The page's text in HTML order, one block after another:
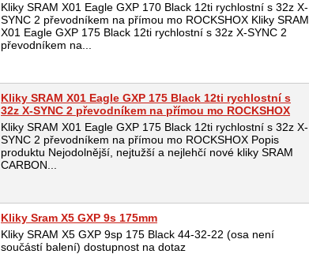
Kliky SRAM X01 Eagle GXP 170 Black 12ti rychlostní s 32z X-
SYNC 2 převodníkem na přímou mo ROCKSHOX Kliky SRAM
X01 Eagle GXP 175 Black 12ti rychlostní s 32z X-SYNC 2
převodníkem na...
Kliky SRAM X01 Eagle GXP 175 Black 12ti rychlostní s
32z X-SYNC 2 převodníkem na přímou mo ROCKSHOX
Kliky SRAM X01 Eagle GXP 175 Black 12ti rychlostní s 32z X-
SYNC 2 převodníkem na přímou mo ROCKSHOX Popis
produktu Nejodolnější, nejtužší a nejlehčí nové kliky SRAM
CARBON...
Kliky Sram X5 GXP 9s 175mm
Kliky SRAM X5 GXP 9sp 175 Black 44-32-22 (osa není
součástí balení) dostupnost na dotaz